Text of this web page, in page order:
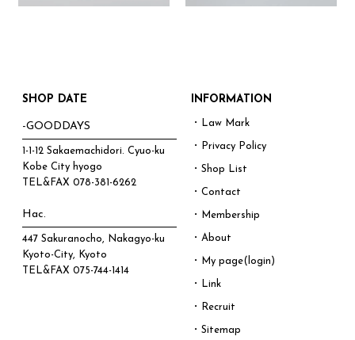
SHOP DATE
-GOODDAYS
1-1-12 Sakaemachidori. Cyuo-ku
Kobe City hyogo
TEL&FAX078-381-6262
Hac.
447 Sakuranocho, Nakagyo-ku
Kyoto-City, Kyoto
TEL&FAX075-744-1414
INFORMATION
・Law Mark
・Privacy Policy
・Shop List
・Contact
・Membership
・About
・My page(login)
・Link
・Recruit
・Sitemap